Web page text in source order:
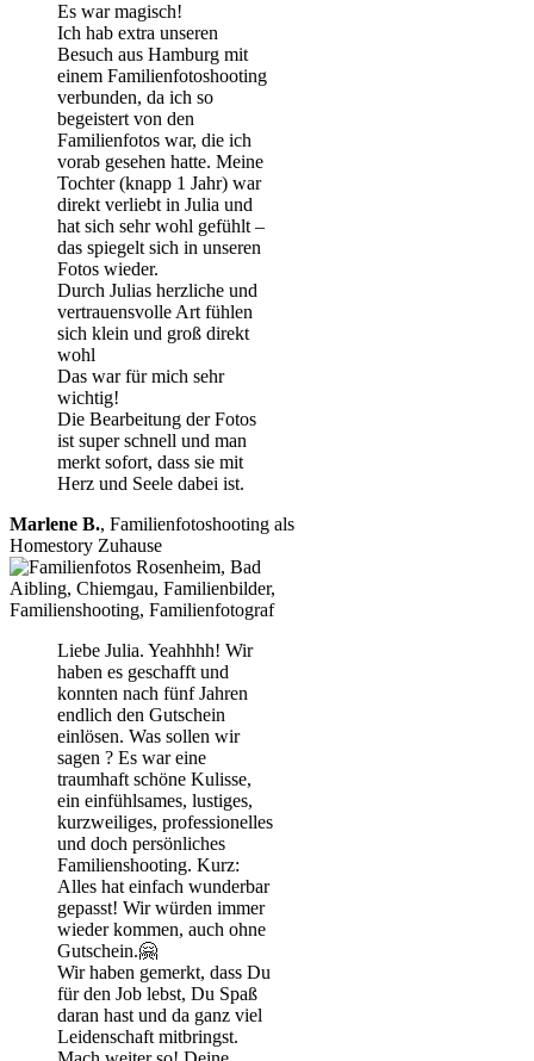
Es war magisch!
Ich hab extra unseren
Besuch aus Hamburg mit
einem Familienfotoshooting
verbunden, da ich so
begeistert von den
Familienfotos war, die ich
vorab gesehen hatte. Meine
Tochter (knapp 1 Jahr) war
direkt verliebt in Julia und
hat sich sehr wohl gefühlt –
das spiegelt sich in unseren
Fotos wieder.
Durch Julias herzliche und
vertrauensvolle Art fühlen
sich klein und groß direkt
wohl
Das war für mich sehr
wichtig!
Die Bearbeitung der Fotos
ist super schnell und man
merkt sofort, dass sie mit
Herz und Seele dabei ist.
Marlene B., Familienfotoshooting als
Homestory Zuhause
Liebe Julia. Yeahhhh! Wir
haben es geschafft und
konnten nach fünf Jahren
endlich den Gutschein
einlösen. Was sollen wir
sagen ? Es war eine
traumhaft schöne Kulisse,
ein einfühlsames, lustiges,
kurzweiliges, professionelles
und doch persönliches
Familienshooting. Kurz:
Alles hat einfach wunderbar
gepasst! Wir würden immer
wieder kommen, auch ohne
Gutschein.🤗
Wir haben gemerkt, dass Du
für den Job lebst, Du Spaß
daran hast und da ganz viel
Leidenschaft mitbringst.